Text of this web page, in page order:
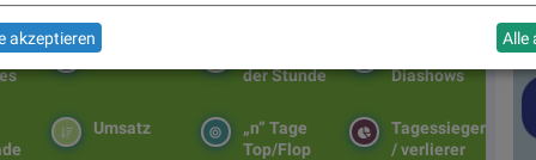
Diashows
der Stunde
Matrix
Tagessieger
/ verlierer
„n“ Tage
Top/Flop
Umsatz
akzeptieren Alle